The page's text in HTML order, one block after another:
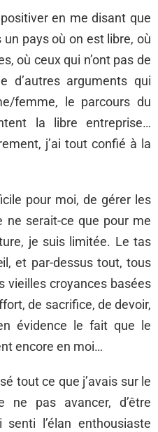
en me disant que
un pays où on est libre, où
où ceux qui n’ont pas de
d’autres arguments qui
femme, le parcours du
la libre entreprise…
j’ai tout confié à la
pour moi, de gérer les
ne serait-ce que pour me
je suis limitée. Le tas
et par-dessus tout, tous
vieilles croyances basées
de sacrifice, de devoir,
évidence le fait que le
encore en moi…
tout ce que j’avais sur le
pas avancer, d’être
l’élan enthousiaste